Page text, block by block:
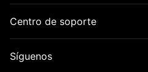
Centro de soporte
Síguenos